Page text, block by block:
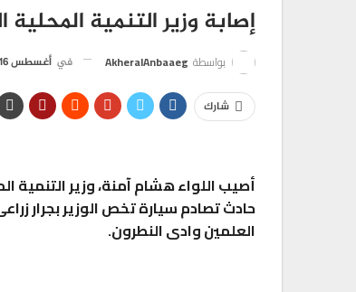
إصابة وزير التنمية
بواسطة AkheralAnbaaeg في أغسطس 16, 2022
شارك
حادث تصادم سيارة تخص الوزير بجرار
العلمين وادى النطرون.